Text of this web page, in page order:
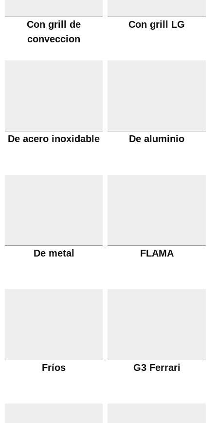
Con grill de
conveccion
Con grill LG
De acero inoxidable De aluminio
De metal FLAMA
Fríos G3 Ferrari